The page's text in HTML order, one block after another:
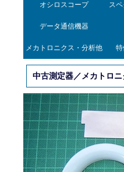
オシロスコープ ス
データ通信機器
メカトロニクス・分析他
中古測定器／メカトロ